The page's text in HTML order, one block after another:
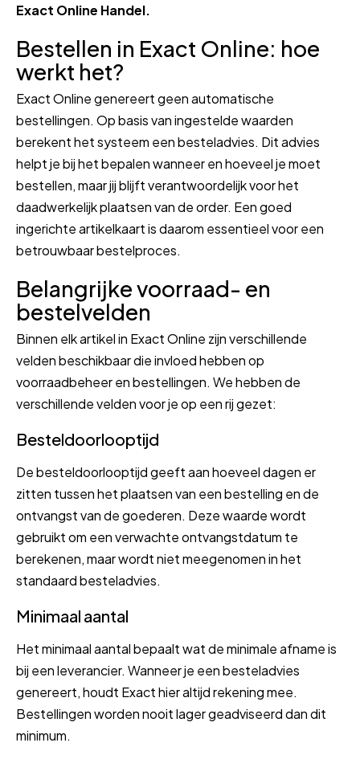
Exact Online Handel.
Bestellen in Exact Online: hoe
werkt het?
Exact Online genereert geen automatische
bestellingen. Op basis van ingestelde waarden
berekent het systeem een besteladvies. Dit advies
helpt je bij het bepalen wanneer en hoeveel je moet
bestellen, maar jij blijft verantwoordelijk voor het
daadwerkelijk plaatsen van de order. Een goed
ingerichte artikelkaart is daarom essentieel voor een
betrouwbaar bestelproces.
Belangrijke voorraad- en
bestelvelden
Binnen elk artikel in Exact Online zijn verschillende
velden beschikbaar die invloed hebben op
voorraadbeheer en bestellingen. We hebben de
verschillende velden voor je op een rij gezet:
Besteldoorlooptijd
De besteldoorlooptijd geeft aan hoeveel dagen er
zitten tussen het plaatsen van een bestelling en de
ontvangst van de goederen. Deze waarde wordt
gebruikt om een verwachte ontvangstdatum te
berekenen, maar wordt niet meegenomen in het
standaard besteladvies.
Minimaal aantal
Het minimaal aantal bepaalt wat de minimale afname is
bij een leverancier. Wanneer je een besteladvies
genereert, houdt Exact hier altijd rekening mee.
Bestellingen worden nooit lager geadviseerd dan dit
minimum.